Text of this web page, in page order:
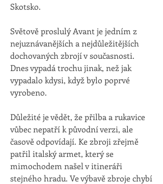
Skotsko.
Světově proslulý Avant je jedním z
nejuznávanějších a nejdůležitějších
dochovaných zbrojí v současnosti.
Dnes vypadá trochu jinak, než jak
vypadalo kdysi, když bylo poprvé
vyrobeno.
Důležité je vědět, že přilba a rukavice
vůbec nepatří k původní verzi, ale
časově odpovídají. Ke zbroji zřejmě
patřil italský armet, který se
mimochodem našel v itineráři
stejného hradu. Ve výbavě zbroje chybí